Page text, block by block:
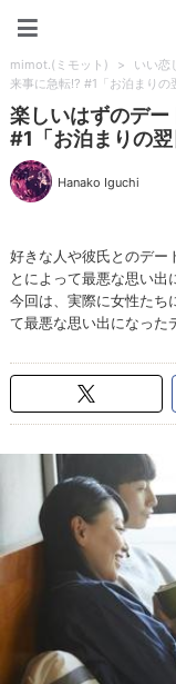
mimot.(ミモット) > いい恋
来事に急転!? #1「お泊まりの
楽しいはずのデ
#1「お泊まりの翌
Hanako Iguchi
好きな人や彼氏とのデー
とによって最悪な思い出
今回は、実際に女性たち
て最悪な思い出になった